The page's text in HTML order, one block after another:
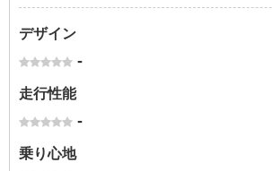
デザイン
-
走行性能
-
乗り心地